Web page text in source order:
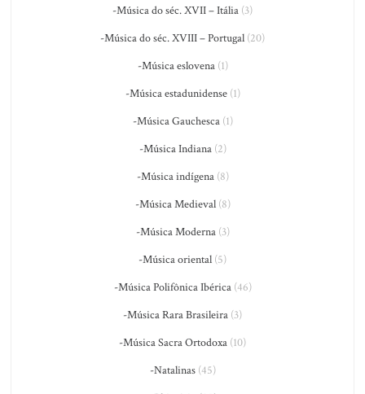
-Música do séc. XVII – Itália (3)
-Música do séc. XVIII – Portugal (20)
-Música eslovena(1)
-Música estadunidense(1)
-Música Gauchesca(1)
-Música Indiana(2)
-Música indígena(8)
-Música Medieval(8)
-Música Moderna(3)
-Música oriental (5)
-Música Polifônica Ibérica(46)
-Música Rara Brasileira (3)
-Música Sacra Ortodoxa (10)
-Natalinas(45)